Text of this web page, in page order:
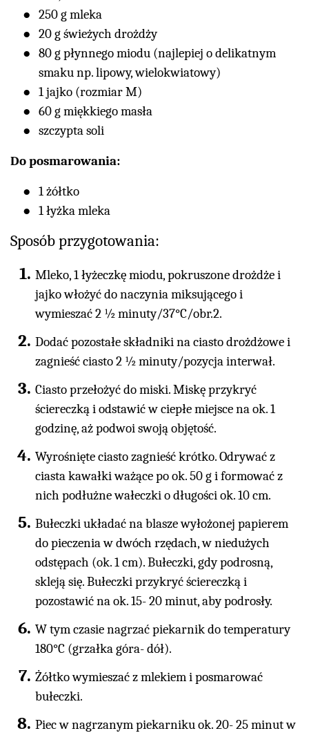
250 g mleka
20 g świeżych drożdży
80 g płynnego miodu (najlepiej o delikatnym
smaku np. lipowy, wielokwiatowy)
1 jajko (rozmiar M)
60 g miękkiego masła
szczypta soli
Do posmarowania:
1 żółtko
1 łyżka mleka
Sposób przygotowania:
Mleko, 1 łyżeczkę miodu, pokruszone drożdże i
jajko włożyć do naczynia miksującego i
wymieszać 2 ½ minuty/37°C/obr.2.
Dodać pozostałe składniki na ciasto drożdżowe i
zagnieść ciasto 2 ½ minuty/pozycja interwał.
Ciasto przełożyć do miski. Miskę przykryć
ściereczką i odstawić w ciepłe miejsce na ok. 1
godzinę, aż podwoi swoją objętość.
Wyrośnięte ciasto zagnieść krótko. Odrywać z
ciasta kawałki ważące po ok. 50 g i formować z
nich podłużne wałeczki o długości ok. 10 cm.
Bułeczki układać na blasze wyłożonej papierem
do pieczenia w dwóch rzędach, w niedużych
odstępach (ok. 1 cm). Bułeczki, gdy podrosną,
skleją się. Bułeczki przykryć ściereczką i
pozostawić na ok. 15- 20 minut, aby podrosły.
W tym czasie nagrzać piekarnik do temperatury
180°C (grzałka góra- dół).
Żółtko wymieszać z mlekiem i posmarować
bułeczki.
Piec w nagrzanym piekarniku ok. 20- 25 minut w